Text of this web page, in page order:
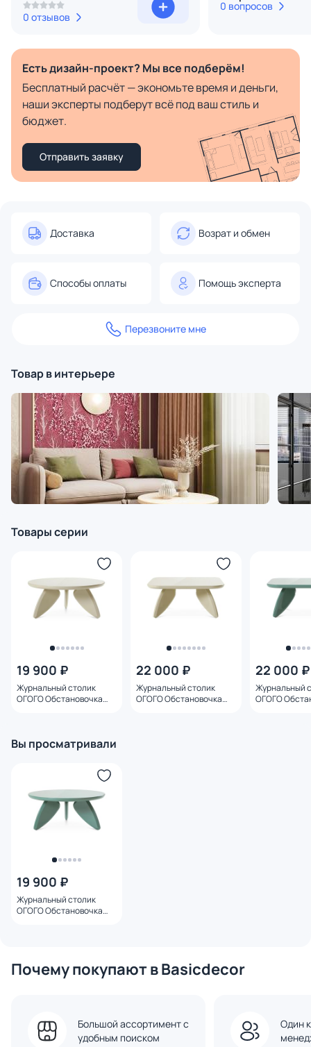
0 отзывов
0 вопросов
Есть дизайн-проект? Мы все подберём!
Бесплатный расчёт — экономьте время и деньги,
наши эксперты подберут всё под ваш стиль и
бюджет.
Отправить заявку
Доставка Возрат и обмен
Способы оплаты Помощь эксперта
Перезвоните мне
Товар в интерьере
Товары серии
19 900 ₽
Журнальный столик
ОГОГО Обстановочка
22 000 ₽
Журнальный столик
ОГОГО Обстановочка
22 000 ₽
Журнальный
ОГОГО
Вы просматривали
19 900 ₽
Журнальный столик
ОГОГО Обстановочка
Почему покупают в Basicdecor
Большой ассортимент с
удобным поиском
Один